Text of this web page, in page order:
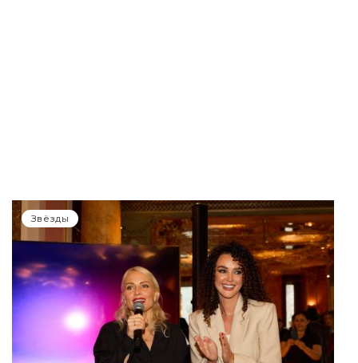
Звёзды